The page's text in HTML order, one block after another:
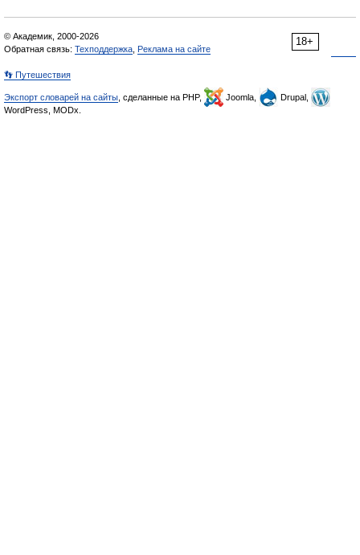
18+
© Академик, 2000-2026
Обратная связь: Техподдержка Реклама на сайте
👣 Путешествия
Экспорт словарей на сайты , сделанные на PHP, Joomla,
Drupal,
WordPress, MODx.